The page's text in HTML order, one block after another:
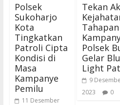
Polsek
Sukoharjo
Kota
Tingkatkan
Patroli Cipta
Kondisi di
Masa
Kampanye
Pemilu
11 Desember
Tekan
Tahapan
Polsek
Gelar
Light
9
2023
0